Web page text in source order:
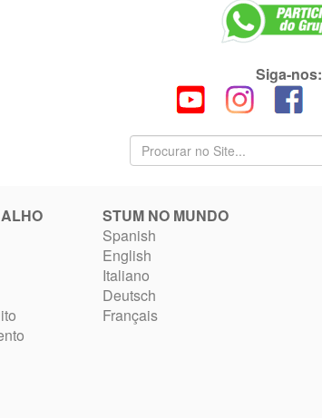
Siga-nos:
STUM NO MUNDO
Spanish
English
Italiano
Deutsch
Français